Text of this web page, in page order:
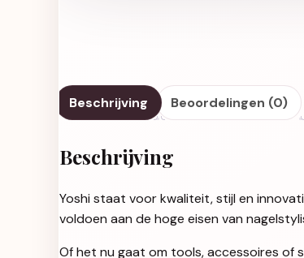
Beschrijving Beoordelingen (0)
Beschrijving
Yoshi staat voor kwaliteit, stijl en
voldoen aan de hoge eisen van
Of het nu gaat om tools, accessoires of